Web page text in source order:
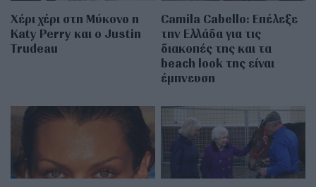
Χέρι χέρι στη Μύκονο η
Katy Perry και ο Justin
Trudeau
Camila Cabello: Επέλεξε
την Ελλάδα για τις
διακοπές της και τα
beach look της είναι
έμπνευση